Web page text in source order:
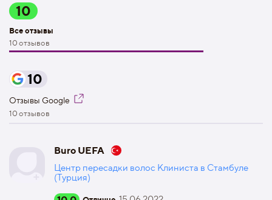
10
Все отзывы
10 отзывов
10
Отзывы Google
10 отзывов
Buro UEFA
Центр пересадки волос Клиниста в Стамбуле
(Турция)